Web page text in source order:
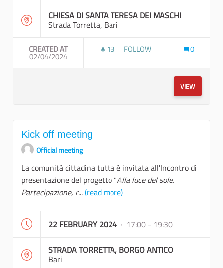
CHIESA DI SANTA TERESA DEI MASCHI
Strada Torretta, Bari
CREATED AT
02/04/2024
13 13 FOLLOWERS
FOLLOW 0
VIEW
Kick off meeting
Official meeting
La comunità cittadina tutta è invitata all'Incontro di
presentazione del progetto "Alla luce del sole.
Partecipazione, r...(read more)
22 FEBRUARY 2024 · 17:00 - 19:30
STRADA TORRETTA, BORGO ANTICO
Bari